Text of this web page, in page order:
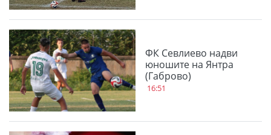
ФК Севлиево надви
юношите на Янтра
(Габрово)
16:51